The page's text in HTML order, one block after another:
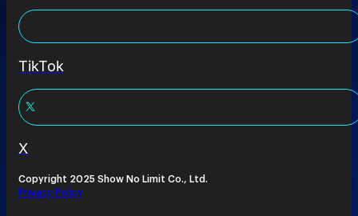
TikTok
X
Copyright 2025 Show No Limit Co., Ltd.
Privacy Policy